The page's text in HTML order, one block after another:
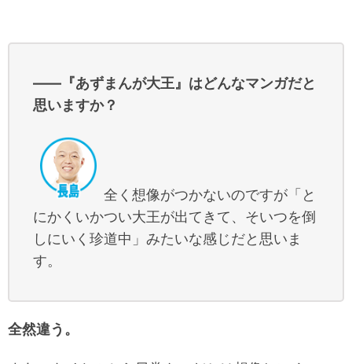
――『あずまんが大王』はどんなマンガだと
思いますか？
全く想像がつかないのですが「と
にかくいかつい大王が出てきて、そいつを倒
しにいく珍道中」みたいな感じだと思いま
す。
全然違う。